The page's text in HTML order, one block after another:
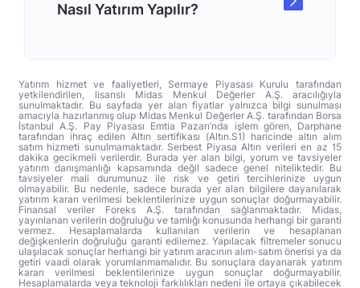
Nasıl Yatırım Yapılır?
Yatırım hizmet ve faaliyetleri, Sermaye Piyasası Kurulu tarafından
yetkilendirilen, lisanslı Midas Menkul Değerler A.Ş. aracılığıyla
sunulmaktadır. Bu sayfada yer alan fiyatlar yalnızca bilgi sunulması
amacıyla hazırlanmış olup Midas Menkul Değerler A.Ş. tarafından Borsa
İstanbul A.Ş. Pay Piyasası Emtia Pazarı’nda işlem gören, Darphane
tarafından ihraç edilen Altın sertifikası (Altın.S1) haricinde altın alım
satım hizmeti sunulmamaktadır. Serbest Piyasa Altın verileri en az 15
dakika gecikmeli verilerdir. Burada yer alan bilgi, yorum ve tavsiyeler
yatırım danışmanlığı kapsamında değil sadece genel niteliktedir. Bu
tavsiyeler mali durumunuz ile risk ve getiri tercihlerinize uygun
olmayabilir. Bu nedenle, sadece burada yer alan bilgilere dayanılarak
yatırım kararı verilmesi beklentilerinize uygun sonuçlar doğurmayabilir.
Finansal veriler Foreks A.Ş. tarafından sağlanmaktadır. Midas,
yayınlanan verilerin doğruluğu ve tamlığı konusunda herhangi bir garanti
vermez. Hesaplamalarda kullanılan verilerin ve hesaplanan
değişkenlerin doğruluğu garanti edilemez. Yapılacak filtremeler sonucu
ulaşılacak sonuçlar herhangi bir yatırım aracının alım-satım önerisi ya da
getiri vaadi olarak yorumlanmamalıdır. Bu sonuçlara dayanarak yatırım
kararı verilmesi beklentilerinize uygun sonuçlar doğurmayabilir.
Hesaplamalarda veya teknoloji farklılıkları nedeni ile ortaya çıkabilecek